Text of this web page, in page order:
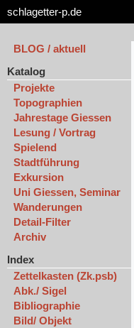
schlagetter-p.de
BLOG / aktuell
Katalog
Projekte
Topographien
Jahrestage Giessen
Lesung / Vortrag
Spielend
Stadtführung
Exkursion
Uni Giessen, Seminar
Wanderungen
Detail-Filter
Archiv
Index
Zettelkasten (Zk.psb)
Abk./ Sigel
Bibliographie
Bild/ Objekt